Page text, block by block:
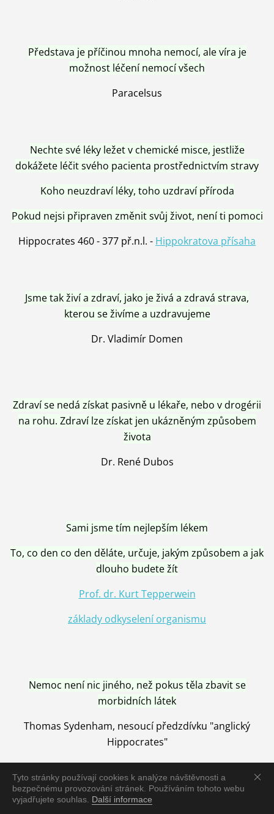
Tyto stránky používají cookies k analýze návštěvnosti a
bezpečnému provozování stránek. Používáním tohoto webu
vyjadřujete souhlas. Další informace
Představa je příčinou mnoha nemocí, ale víra je
možnost léčení nemocí všech
Paracelsus
Nechte své léky ležet v chemické misce, jestliže
dokážete léčit svého pacienta prostřednictvím stravy
Koho neuzdraví léky, toho uzdraví příroda
Pokud nejsi připraven změnit svůj život, není ti pomoci
Hippocrates 460 - 377 př.n.l. - Hippokratova přísaha
Jsme tak živí a zdraví, jako je živá a zdravá strava,
kterou se živíme a uzdravujeme
Dr. Vladimír Domen
Zdraví se nedá získat pasivně u lékaře, nebo v drogérii
na rohu. Zdraví lze získat jen ukázněným způsobem
života
Dr. René Dubos
Sami jsme tím nejlepším lékem
To, co den co den děláte, určuje, jakým způsobem a jak
dlouho budete žít
Prof. dr. Kurt Tepperwein
základy odkyselení organismu
Nemoc není nic jiného, než pokus těla zbavit se
morbidních látek
Thomas Sydenham, nesoucí předzdívku "anglický
Hippocrates"
Nemoc je vyléčena jen pomocí Přírody, neutralizací a